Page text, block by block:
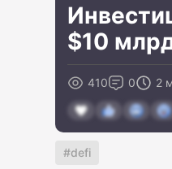
$10
410 0 2
defi